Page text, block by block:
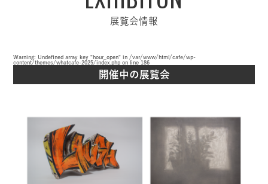
展覧会情報
Warning: Undefined array key "hour_open" in /var/www/html/cafe/wp-
content/themes/whatcafe-2025/index.php on line 186
開催中の展覧会